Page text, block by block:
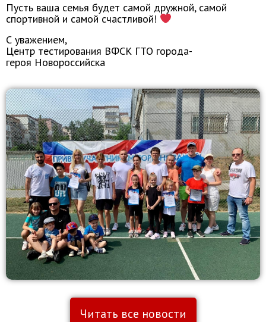
Пусть ваша семья будет самой дружной, самой
спортивной и самой счастливой!
С уважением,
Центр тестирования ВФСК ГТО города-
героя Новороссийска
Читать все новости